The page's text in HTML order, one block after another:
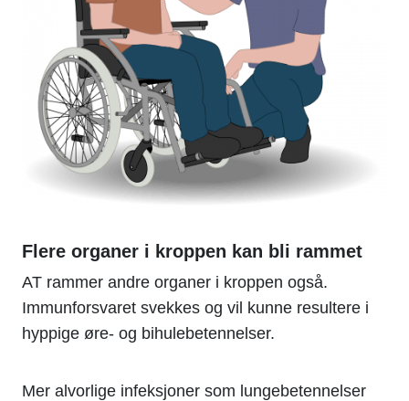
Flere organer i kroppen kan bli rammet
AT rammer andre organer i kroppen også.
Immunforsvaret svekkes og vil kunne resultere i
hyppige øre- og bihulebetennelser.
Mer alvorlige infeksjoner som lungebetennelser